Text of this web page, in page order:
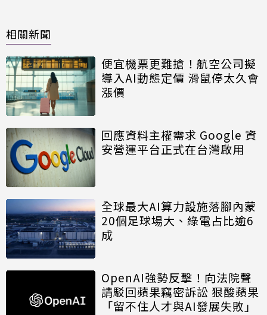
相關新聞
便宜機票更難搶！航空公司擬
導入AI動態定價 滑鼠停太久會
漲價
回應資料主權需求 Google 資
安營運平台正式在台灣啟用
全球最大AI算力設施落腳內蒙
20個足球場大、綠電占比逾6
成
OpenAI強勢反擊！向法院聲
請駁回蘋果竊密訴訟 狠酸蘋果
「留不住人才與AI發展失敗」